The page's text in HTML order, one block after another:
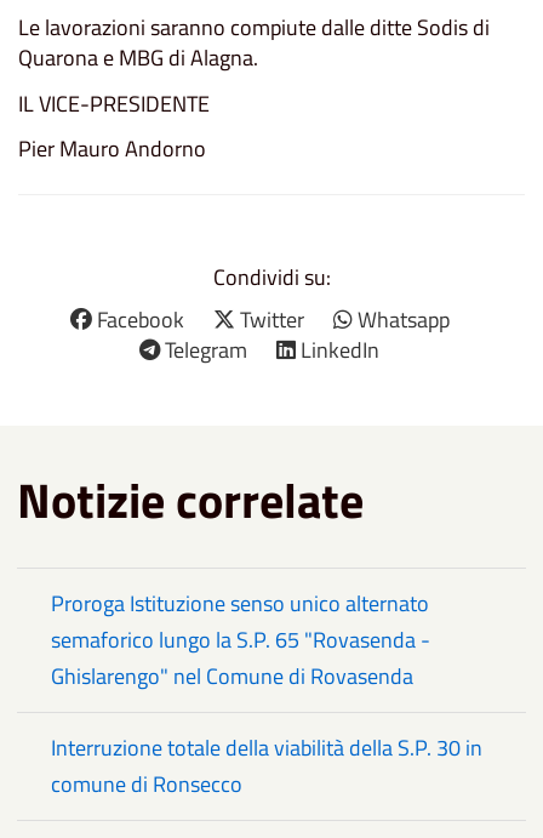
Le lavorazioni saranno compiute dalle ditte Sodis di
Quarona e MBG di Alagna.
IL VICE-PRESIDENTE
Pier Mauro Andorno
Condividi su:
Facebook
Twitter
Whatsapp
Telegram
LinkedIn
Notizie correlate
Proroga Istituzione senso unico alternato
semaforico lungo la S.P. 65 "Rovasenda -
Ghislarengo" nel Comune di Rovasenda
Interruzione totale della viabilità della S.P. 30 in
comune di Ronsecco